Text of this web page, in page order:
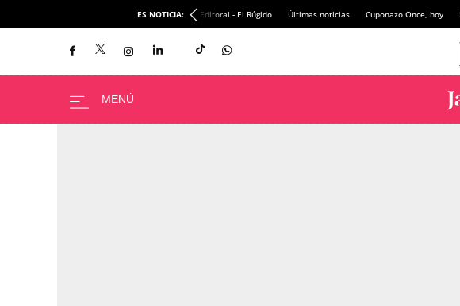
ES NOTICIA: Editoral - El Rúgido Últimas noticias Cuponazo Once, hoy